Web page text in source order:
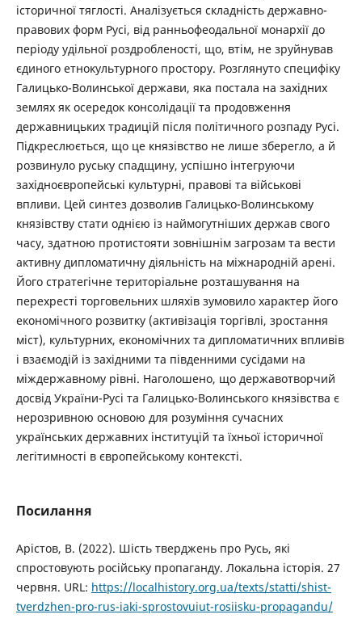
історичної тяглості. Аналізується складність державно-
правових форм Русі, від ранньофеодальної монархії до
періоду удільної роздробленості, що, втім, не зруйнував
єдиного етнокультурного простору. Розглянуто специфіку
Галицько-Волинської держави, яка постала на західних
землях як осередок консолідації та продовження
державницьких традицій після політичного розпаду Русі.
Підкреслюється, що це князівство не лише зберегло, а й
розвинуло руську спадщину, успішно інтегруючи
західноєвропейські культурні, правові та військові
впливи. Цей синтез дозволив Галицько-Волинському
князівству стати однією із наймогутніших держав свого
часу, здатною протистояти зовнішнім загрозам та вести
активну дипломатичну діяльність на міжнародній арені.
Його стратегічне територіальне розташування на
перехресті торговельних шляхів зумовило характер його
економічного розвитку (активізація торгівлі, зростання
міст), культурних, економічних та дипломатичних впливів
і взаємодій із західними та південними сусідами на
міждержавному рівні. Наголошено, що державотворчий
досвід України-Русі та Галицько-Волинського князівства є
нерозривною основою для розуміння сучасних
українських державних інституцій та їхньої історичної
легітимності в європейському контексті.
Посилання
Арістов, В. (2022). Шість тверджень про Русь, які
спростовують російську пропаганду. Локальна історія. 27
червня. URL: https://localhistory.org.ua/texts/statti/shist-
tverdzhen-pro-rus-iaki-sprostovuiut-rosiisku-propagandu/